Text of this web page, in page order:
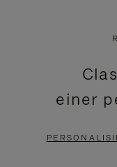
BITTE
SIE
ZUM
einer